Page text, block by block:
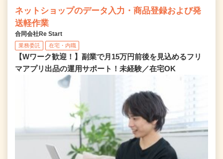
ネットショップのデータ入力・商品登録および発
送軽作業
合同会社Re Start
業務委託 在宅・内職
【Wワーク歓迎！】副業で月15万円前後を見込めるフリ
マアプリ出品の運用サポート！未経験／在宅OK